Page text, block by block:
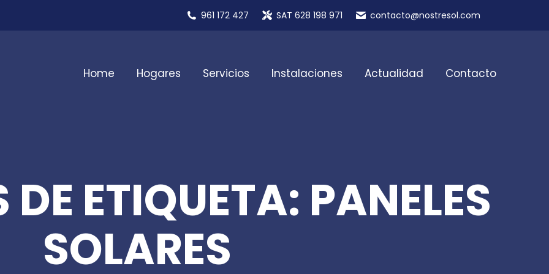
961 172 427 SAT 628 198 971 contacto@nostresol.com
Home Hogares Servicios Instalaciones Actualidad Contacto
ETIQUETA: PANELES
SOLARES